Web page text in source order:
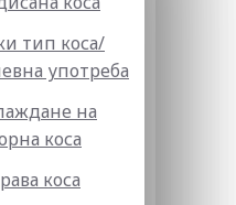
тип коса/
употреба
на
коса
коса